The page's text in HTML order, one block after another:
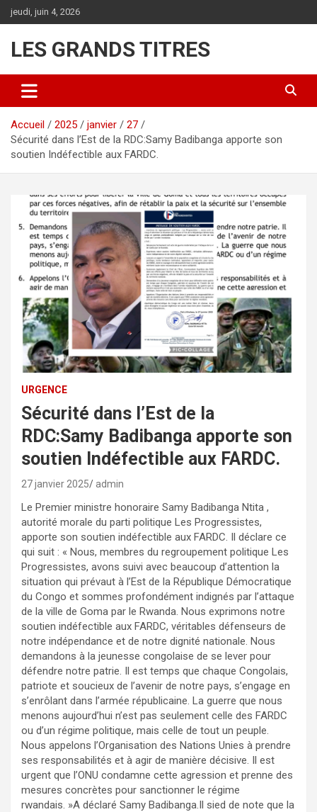
Aller
au
jeudi, juin 4, 2026
LES GRANDS TITRES
Accueil 2025 janvier
27
Sécurité dans l’Est de la RDC:Samy Badibanga apporte son
soutien Indéfectible aux FARDC.
URGENCE
Sécurité dans l’Est de la
RDC:Samy Badibanga apporte son
soutien Indéfectible aux FARDC.
27 janvier 2025 admin
Le Premier ministre honoraire Samy Badibanga Ntita ,
autorité morale du parti politique Les Progressistes,
apporte son soutien indéfectible aux FARDC. Il déclare ce
qui suit : « Nous, membres du regroupement politique Les
Progressistes, avons suivi avec beaucoup d’attention la
situation qui prévaut à l’Est de la République Démocratique
du Congo et sommes profondément indignés par l’attaque
de la ville de Goma par le Rwanda. Nous exprimons notre
soutien indéfectible aux FARDC, véritables défenseurs de
notre indépendance et de notre dignité nationale. Nous
demandons à la jeunesse congolaise de se lever pour
défendre notre patrie. Il est temps que chaque Congolais,
patriote et soucieux de l’avenir de notre pays, s’engage en
s’enrôlant dans l’armée républicaine. La guerre que nous
menons aujourd’hui n’est pas seulement celle des FARDC
ou d’un régime politique, mais celle de tout un peuple.
Nous appelons l’Organisation des Nations Unies à prendre
ses responsabilités et à agir de manière décisive. Il est
urgent que l’ONU condamne cette agression et prenne des
mesures concrètes pour sanctionner le régime
rwandais. »A déclaré Samy Badibanga.Il sied de note que la